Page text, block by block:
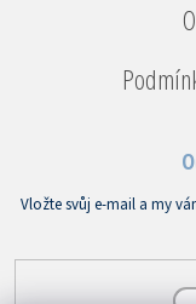
Vložte svůj e-mail a my